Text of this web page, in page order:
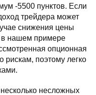
-5500 пунктов. Если
трейдера может
снижения цены
в нашем примере
опционная
рискам, поэтому легко
несложных